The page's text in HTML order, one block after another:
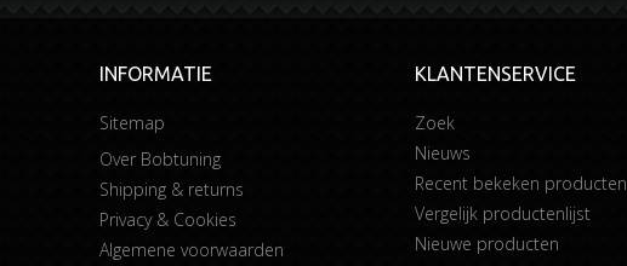
INFORMATIE
Sitemap
Over Bobtuning
Shipping & returns
Privacy & Cookies
Algemene voorwaarden
KLANTENSERVICE
Zoek
Nieuws
Recent bekeken producten
Vergelijk productenlijst
Nieuwe producten